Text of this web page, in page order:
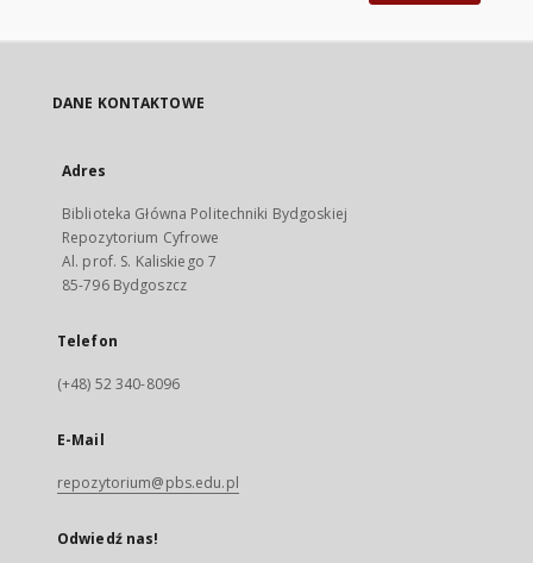
DANE KONTAKTOWE
Adres
Biblioteka Główna Politechniki Bydgoskiej
Repozytorium Cyfrowe
Al. prof. S. Kaliskiego 7
85-796 Bydgoszcz
Telefon
(+48) 52 340-8096
E-Mail
repozytorium@pbs.edu.pl
Odwiedź nas!